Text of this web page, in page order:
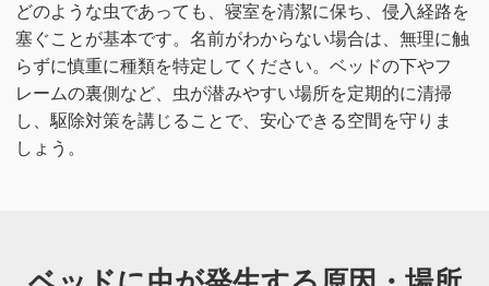
どのような虫であっても、寝室を清潔に保ち、侵入経路を
塞ぐことが基本です。名前がわからない場合は、無理に触
らずに慎重に種類を特定してください。ベッドの下やフ
レームの裏側など、虫が潜みやすい場所を定期的に清掃
し、駆除対策を講じることで、安心できる空間を守りま
しょう。